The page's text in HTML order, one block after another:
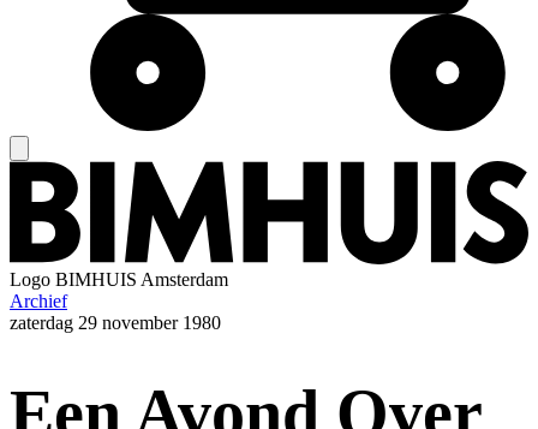
Logo BIMHUIS Amsterdam
Archief
zaterdag 29 november 1980
Een Avond Over